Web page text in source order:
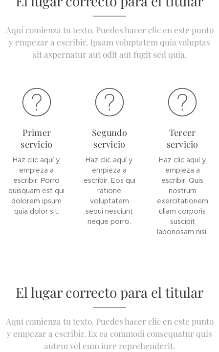
Aquí comienza tu texto. Puedes hacer clic en este punto
y empezar a escribir. Ipsam voluptatem quia voluptas
sit aspernatur aut odit aut fugit sed quia.
Primer
servicio
Haz clic aquí y
empieza a
escribir. Porro
quisquam est qui
dolorem ipsum
quia dolor sit.
Segundo
servicio
Haz clic aquí y
empieza a
escribir. Eos qui
ratione
voluptatem
sequi nesciunt
neque porro.
Tercer
servicio
Haz clic aquí y
empieza a
escribir. Quis
nostrum
exercitationem
ullam corporis
suscipit
laboriosam nisi.
El lugar correcto para el titular
Aquí comienza tu texto. Puedes hacer clic en este punto
y empezar a escribir. Ex ea commodi consequatur quis
autem vel eum iure reprehenderit.